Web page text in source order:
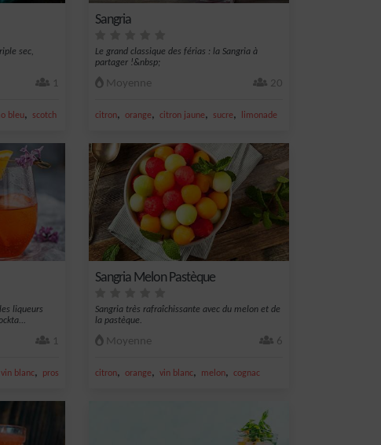
sec,
1
bleu, scotch whisky
Sangria
Le grand classique des férias : la Sangria à
partager !&nbsp;
Moyenne 20
citron, orange, citron jaune, sucre, limonade
liqueurs
1
vin blanc, prosecco
Sangria Melon Pastèque
Sangria très rafraîchissante avec du melon et de
la pastèque.
Moyenne 6
citron, orange, vin blanc, melon, cognac